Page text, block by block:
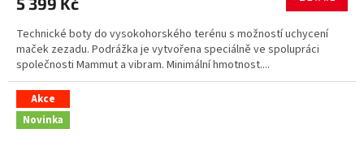
A
Technické boty do vysokohorského terénu s možností uchycení
maček zezadu. Podrážka je vytvořena speciálně ve spolupráci
společnosti Mammut a vibram. Minimální hmotnost....
Akce
Novinka